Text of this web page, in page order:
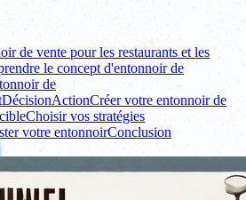
de vente pour les restaurants et les
le concept d'entonnoir de
de
DécisionActionCréer votre entonnoir de
Choisir vos stratégies
votre entonnoirConclusion